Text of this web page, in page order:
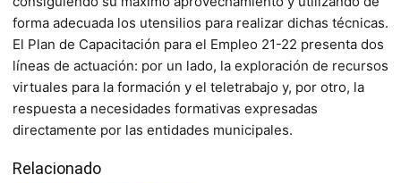
forma adecuada los utensilios para realizar dichas técnicas.
El Plan de Capacitación para el Empleo 21-22 presenta dos
líneas de actuación: por un lado, la exploración de recursos
virtuales para la formación y el teletrabajo y, por otro, la
respuesta a necesidades formativas expresadas
directamente por las entidades municipales.
Relacionado